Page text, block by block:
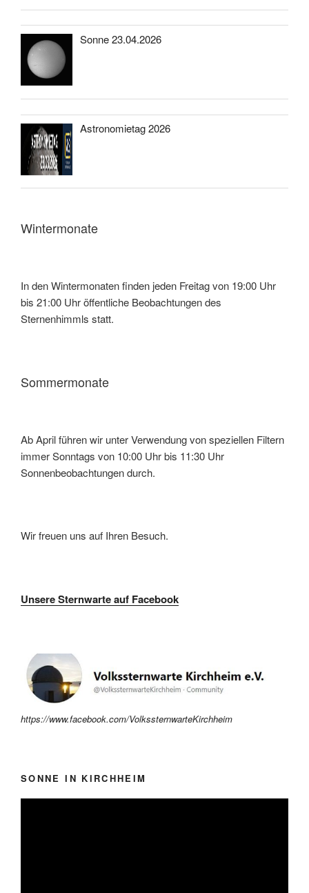
Sonne 23.04.2026
Astronomietag 2026
Wintermonate
In den Wintermonaten finden jeden Freitag von 19:00 Uhr
bis 21:00 Uhr öffentliche Beobachtungen des
Sternenhimmls statt.
Sommermonate
Ab April führen wir unter Verwendung von speziellen Filtern
immer Sonntags von 10:00 Uhr bis 11:30 Uhr
Sonnenbeobachtungen durch.
Wir freuen uns auf Ihren Besuch.
Unsere Sternwarte auf Facebook
https://www.facebook.com/VolkssternwarteKirchheim
SONNE IN KIRCHHEIM